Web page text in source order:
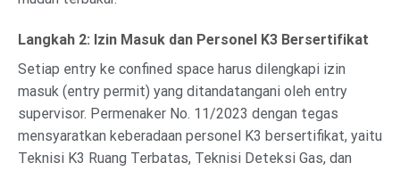
Langkah 2: Izin Masuk dan Personel K3 Bersertifikat
Setiap entry ke confined space harus dilengkapi izin
masuk (entry permit) yang ditandatangani oleh entry
supervisor. Permenaker No. 11/2023 dengan tegas
mensyaratkan keberadaan personel K3 bersertifikat, yaitu
Teknisi K3 Ruang Terbatas, Teknisi Deteksi Gas, dan